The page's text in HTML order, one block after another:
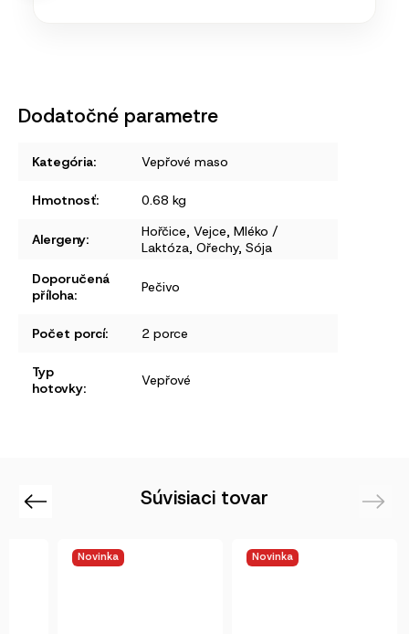
Dodatočné parametre
Kategória: Vepřové maso
Hmotnosť: 0.68 kg
Alergeny: Hořčice, Vejce, Mléko /
Laktóza, Ořechy, Sója
Doporučená
příloha: Pečivo
Počet porcí: 2 porce
Typ
hotovky: Vepřové
Súvisiaci tovar
Previous
Novinka Novinka
Next